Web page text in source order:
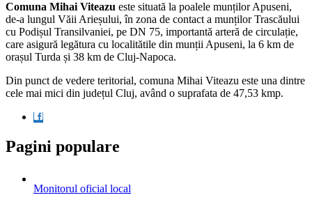
Comuna Mihai Viteazu este situată la poalele munților Apuseni,
de-a lungul Văii Arieșului, în zona de contact a munților Trascăului
cu Podișul Transilvaniei, pe DN 75, importantă arteră de circulație,
care asigură legătura cu localitătile din munții Apuseni, la 6 km de
orașul Turda și 38 km de Cluj-Napoca.
Din punct de vedere teritorial, comuna Mihai Viteazu este una dintre
cele mai mici din județul Cluj, având o suprafata de 47,53 kmp.
Pagini populare
Monitorul oficial local